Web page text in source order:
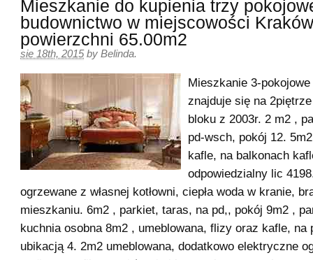
Mieszkanie do kupienia trzy
budownictwo w miejscowości
powierzchni 65.00m2
sie 18th, 2015 by Belinda.
Mieszkanie 3-
znajduje się na
bloku z 2003r. 2 m2 ,
pd-wsch, pokój 12.
kafle, na balkonach
odpowiedzialny lic
ogrzewane z własnej kotłowni, ciepła woda w kranie,
mieszkaniu. 6m2 , parkiet, taras, na pd,, pokój 9m2 ,
kuchnia osobna 8m2 , umeblowana, flizy oraz kafle, na
ubikacją 4. 2m2 umeblowana, dodatkowo elektryczne